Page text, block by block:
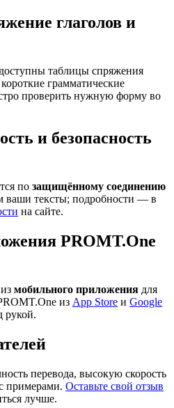
глаголов и
таблицы спряжения
грамматические
проверить нужную форму во
и безопасность
по защищённому соединению
ваши тексты; подробности — в
на сайте.
PROMT.One
мобильного приложения для
из App Store и Google
рукой.
перевода, высокую скорость
примерами. Оставьте свой отзыв
лучше.